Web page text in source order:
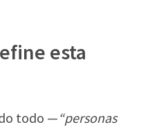
esta
todo —“personas